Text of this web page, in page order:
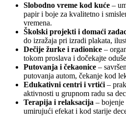
Slobodno vreme kod kuće –
papir i boje za kvalitetno i
vremena.
Školski projekti i domaći
do izražaja pri izradi plakata,
Dečije žurke i radionice –
tokom proslava i dočekajte
Putovanja i čekaonice –
putovanja autom, čekanje kod
Edukativni centri i vrtići –
aktivnosti u grupnom radu sa
Terapija i relaksacija – bojenje
umirujući efekat i kod starije